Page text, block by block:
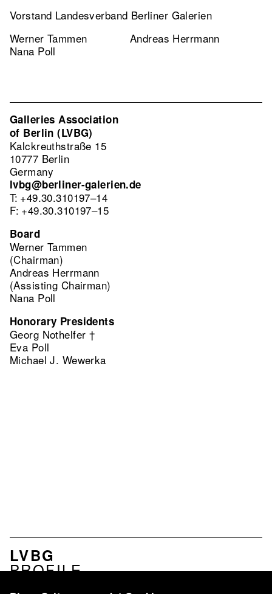
Vorstand Landesverband Berliner Galerien
Werner Tammen Andreas Herrmann
Nana Poll
Galleries Association
of Berlin (LVBG)
Kalckreuthstraße 15
10777 Berlin
Germany
lvbg@berliner-galerien.de
T: +49.30.310197–14
F: +49.30.310197–15
Board
Werner Tammen
(Chairman)
Andreas Herrmann
(Assisting Chairman)
Nana Poll
Honorary Presidents
Georg Nothelfer †
Eva Poll
Michael J. Wewerka
MENU
ASSOCIATION
LVBG
PROFILE